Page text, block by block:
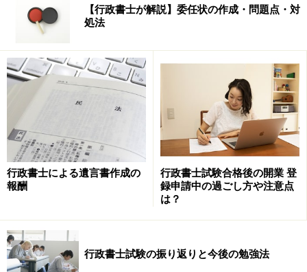
比較問題は法律系国家試験でよく出題されます。行政書士試
験も例外ではありません。
このように条文問題は「比較」の視点がよく出題されて
います。
最後に、ひっかけを選択肢ごとに見ていきたいと思いま
す。ひっかけるとは、誤りの選択肢をどう作成している
かということです。比較問題は主語の入れ替え（平成24
年問題4の3～5、平成25年問題6のウなど）が中心で、手
続きを問う問題は要件の一部を欠落（平成24年問題4の
2）させています。また、憲法ではなく「法律」の知識
【行政書士が解説】委任状の作成・問題点・対
処法
行政書士による遺言書作成の
報酬
行政書士試験合格後の開業 登
録申請中の過ごし方や注意点
は？
行政書士試験の振り返りと今後の勉強法